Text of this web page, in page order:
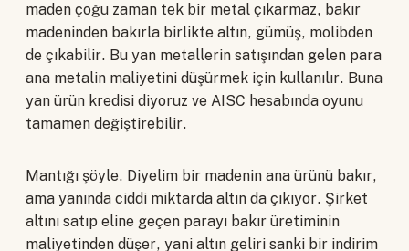
maden çoğu zaman tek bir metal çıkarmaz, bakır
madeninden bakırla birlikte altın, gümüş, molibden
de çıkabilir. Bu yan metallerin satışından gelen para
ana metalin maliyetini düşürmek için kullanılır. Buna
yan ürün kredisi diyoruz ve AISC hesabında oyunu
tamamen değiştirebilir.
Mantığı şöyle. Diyelim bir madenin ana ürünü bakır,
ama yanında ciddi miktarda altın da çıkıyor. Şirket
altını satıp eline geçen parayı bakır üretiminin
maliyetinden düşer, yani altın geliri sanki bir indirim